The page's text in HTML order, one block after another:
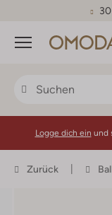
Menü
Logge dich ein und
Zurück